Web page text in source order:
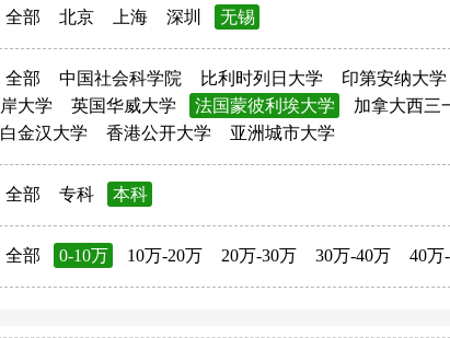
全部 北京 上海 深圳 无锡
全部 中国社会科学院 比利时列日大学 印第安纳大学
岸大学
英国华威大学 法国蒙彼利埃大学 加拿大西三
白金汉大学
香港公开大学 亚洲城市大学
全部 专科 本科
全部 0-10万 10万-20万 20万-30万 30万-40万 40万